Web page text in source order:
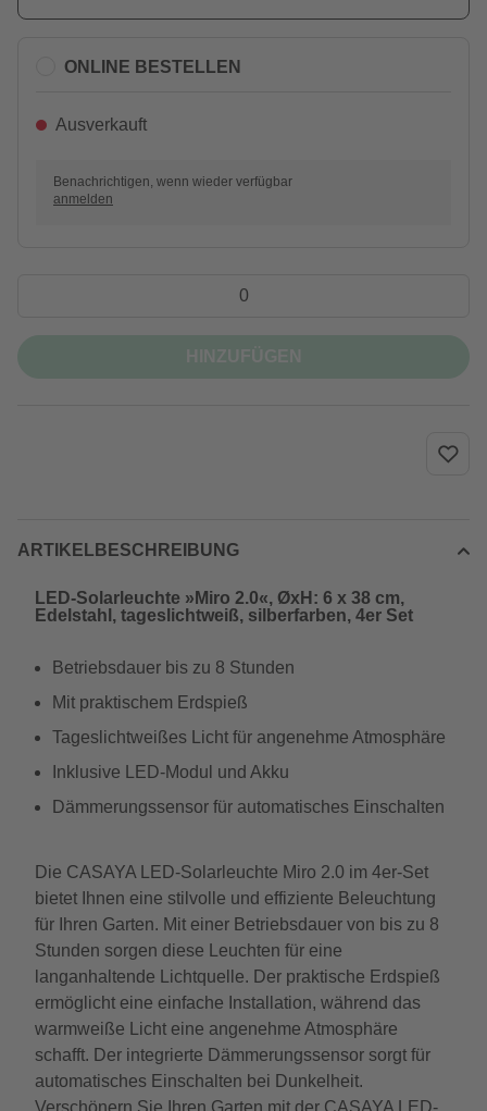
ONLINE BESTELLEN
Ausverkauft
Benachrichtigen, wenn wieder verfügbar
anmelden
ARTIKELBESCHREIBUNG
LED-Solarleuchte »Miro 2.0«, ØxH: 6 x 38 cm,
Edelstahl, tageslichtweiß, silberfarben, 4er Set
Betriebsdauer bis zu 8 Stunden
Mit praktischem Erdspieß
Tageslichtweißes Licht für angenehme Atmosphäre
Inklusive LED-Modul und Akku
Dämmerungssensor für automatisches Einschalten
Die CASAYA LED-Solarleuchte Miro 2.0 im 4er-Set
bietet Ihnen eine stilvolle und effiziente Beleuchtung
für Ihren Garten. Mit einer Betriebsdauer von bis zu 8
Stunden sorgen diese Leuchten für eine
langanhaltende Lichtquelle. Der praktische Erdspieß
ermöglicht eine einfache Installation, während das
warmweiße Licht eine angenehme Atmosphäre
schafft. Der integrierte Dämmerungssensor sorgt für
automatisches Einschalten bei Dunkelheit.
Verschönern Sie Ihren Garten mit der CASAYA LED-